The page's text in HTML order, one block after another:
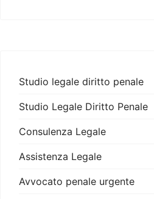
Studio legale diritto penale
Studio Legale Diritto Penale
Consulenza Legale
Assistenza Legale
Avvocato penale urgente